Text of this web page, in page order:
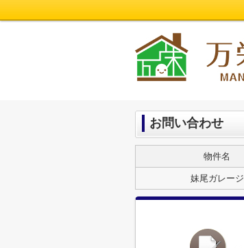
お問い合わせ
物件名
妹尾ガレージ